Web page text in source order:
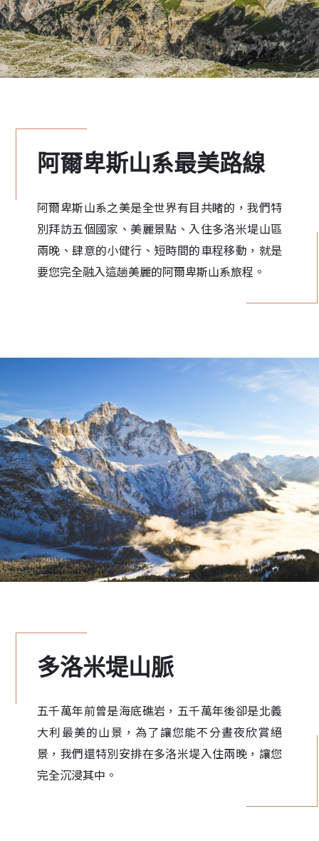
阿爾卑斯山系最美路線
阿爾卑斯山系之美是全世界有目共睹的，我們特
別拜訪五個國家、美麗景點、入住多洛米堤山區
兩晚、肆意的小健行、短時間的車程移動，就是
要您完全融入這趟美麗的阿爾卑斯山系旅程。
多洛米堤山脈
五千萬年前曾是海底礁岩，五千萬年後卻是北義
大利最美的山景，為了讓您能不分晝夜欣賞絕
景，我們還特別安排在多洛米堤入住兩晚，讓您
完全沉浸其中。